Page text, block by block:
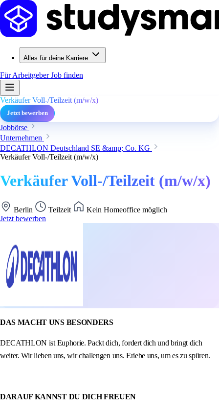
Alles für deine Karriere
Für ArbeitgeberJob finden
Verkäufer Voll-/Teilzeit (m/w/x)
Jetzt bewerben
Jobbörse
Unternehmen
DECATHLON Deutschland SE &amp; Co. KG
Verkäufer Voll-/Teilzeit (m/w/x)
Verkäufer Voll-/Teilzeit (m/w/x)
Berlin Teilzeit
Kein Homeoffice möglich
Jetzt bewerben
DAS MACHT UNS BESONDERS
DECATHLON ist Euphorie. Packt dich, fordert dich und bringt dich
weiter. Wir lieben uns, wir challengen uns. Erlebe uns, um es zu spüren.
DARAUF KANNST DU DICH FREUEN